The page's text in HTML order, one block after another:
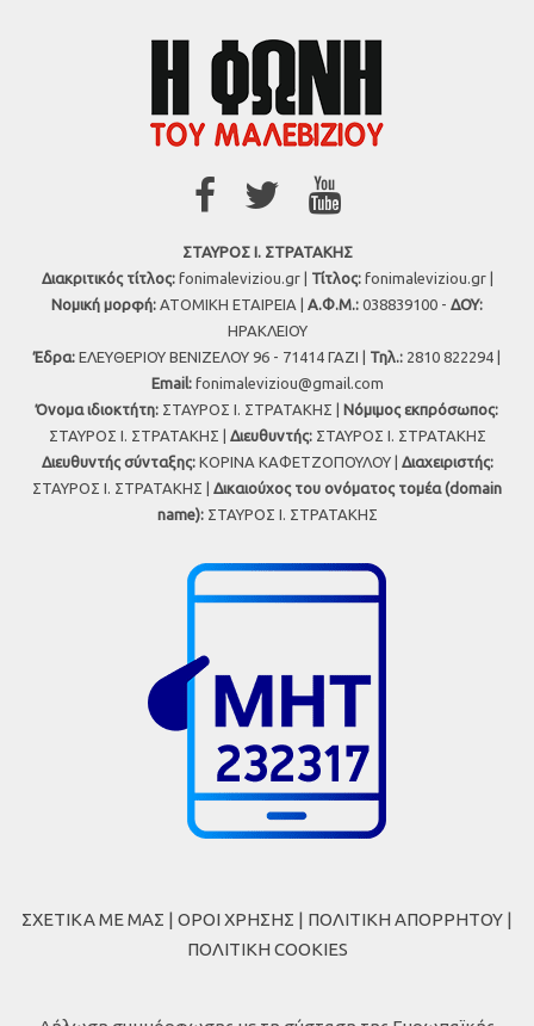
ΣΤΑΥΡΟΣ Ι. ΣΤΡΑΤΑΚΗΣ
Διακριτικός τίτλος:fonimaleviziou.gr | Τίτλος:fonimaleviziou.gr |
Νομική μορφή: ΑΤΟΜΙΚΗ ΕΤΑΙΡΕΙΑ | Α.Φ.Μ.: 038839100 - ΔΟΥ:
ΗΡΑΚΛΕΙΟΥ
Έδρα: ΕΛΕΥΘΕΡΙΟΥ ΒΕΝΙΖΕΛΟΥ 96 - 71414 ΓΑΖΙ | Τηλ.: 2810 822294 |
Εmail: fonimaleviziou@gmail.com
Όνομα ιδιοκτήτη: ΣΤΑΥΡΟΣ Ι. ΣΤΡΑΤΑΚΗΣ | Νόμιμος εκπρόσωπος:
ΣΤΑΥΡΟΣ Ι. ΣΤΡΑΤΑΚΗΣ | Διευθυντής:ΣΤΑΥΡΟΣ Ι. ΣΤΡΑΤΑΚΗΣ
Διευθυντής σύνταξης:ΚΟΡΙΝΑ ΚΑΦΕΤΖΟΠΟΥΛΟΥ | Διαχειριστής:
ΣΤΑΥΡΟΣ Ι. ΣΤΡΑΤΑΚΗΣ | Δικαιούχος του ονόματος τομέα (domain
name):ΣΤΑΥΡΟΣ Ι. ΣΤΡΑΤΑΚΗΣ
ΣΧΕΤΙΚΑ ΜΕ ΜΑΣ | ΟΡΟΙ ΧΡΗΣΗΣ | ΠΟΛΙΤΙΚΗ ΑΠΟΡΡΗΤΟΥ |
ΠΟΛΙΤΙΚΗ COOKIES